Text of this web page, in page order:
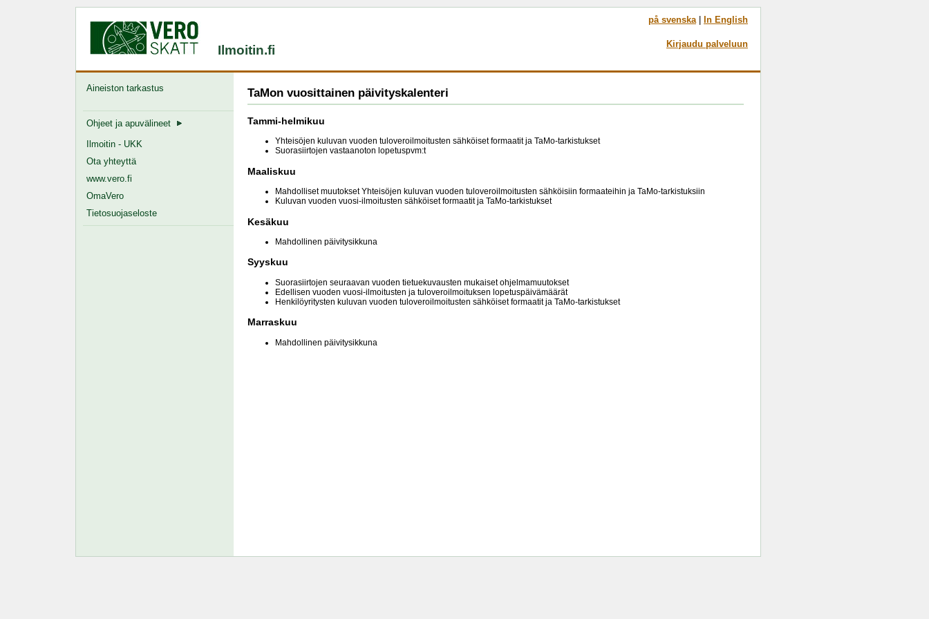
Ilmoitin.fi
på svenska| In English
Kirjaudu palveluun
Aineiston tarkastus
Ohjeet ja apuvälineet
Ilmoitin - UKK
Ota yhteyttä
www.vero.fi
OmaVero
Tietosuojaseloste
TaMon vuosittainen päivityskalenteri
Tammi-helmikuu
Yhteisöjen kuluvan vuoden tuloveroilmoitusten sähköiset formaatit ja TaMo-tarkistukset
Suorasiirtojen vastaanoton lopetuspvm:t
Maaliskuu
Mahdolliset muutokset Yhteisöjen kuluvan vuoden tuloveroilmoitusten sähköisiin formaateihin ja TaMo-tarkistuksiin
Kuluvan vuoden vuosi-ilmoitusten sähköiset formaatit ja TaMo-tarkistukset
Kesäkuu
Mahdollinen päivitysikkuna
Syyskuu
Suorasiirtojen seuraavan vuoden tietuekuvausten mukaiset ohjelmamuutokset
Edellisen vuoden vuosi-ilmoitusten ja tuloveroilmoituksen lopetuspäivämäärät
Henkilöyritysten kuluvan vuoden tuloveroilmoitusten sähköiset formaatit ja TaMo-tarkistukset
Marraskuu
Mahdollinen päivitysikkuna